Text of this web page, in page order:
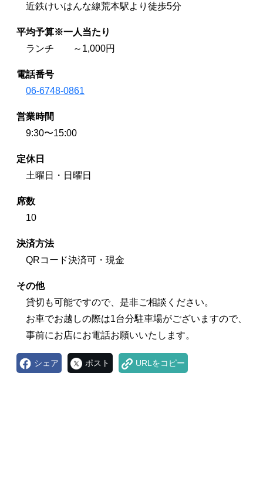
近鉄けいはんな線荒本駅より徒歩5分
平均予算※一人当たり
ランチ ～1,000円
電話番号
06-6748-0861
営業時間
9:30〜15:00
定休日
土曜日・日曜日
席数
10
決済方法
QRコード決済可・現金
その他
貸切も可能ですので、是非ご相談ください。
お車でお越しの際は1台分駐車場がございますので、
事前にお店にお電話お願いいたします。
シェア ポスト URLをコピー